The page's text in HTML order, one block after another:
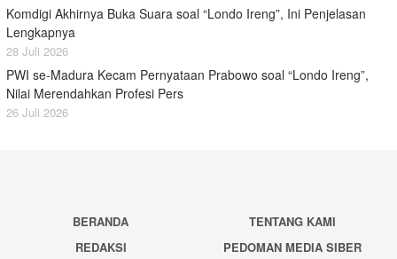
Komdigi Akhirnya Buka Suara soal “Londo Ireng”, Ini Penjelasan
Lengkapnya
28 Juli 2026
PWI se-Madura Kecam Pernyataan Prabowo soal “Londo Ireng”,
Nilai Merendahkan Profesi Pers
26 Juli 2026
BERANDA
TENTANG KAMI
REDAKSI
PEDOMAN MEDIA SIBER